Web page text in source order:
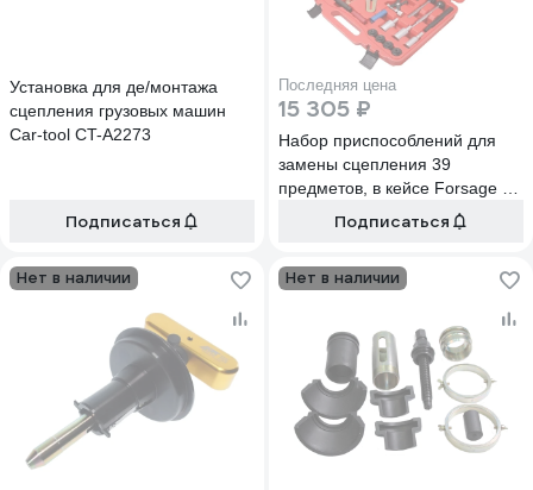
Установка для де/монтажа
сцепления грузовых машин
Car-tool CT-A2273
Подписаться
Последняя цена
15 305 ₽
Набор приспособлений для
замены сцепления 39
предметов, в кейсе Forsage F-
Подписаться
Нет в наличии Нет в наличии